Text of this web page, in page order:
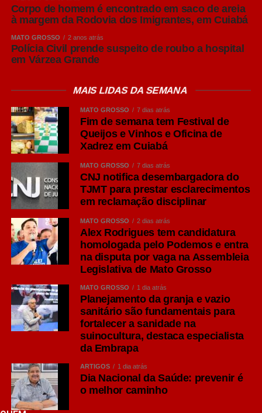
afirmou Frederico Tannure Filho.
COMENTE ABAIXO:
Twitter
Messenger
LinkedIn
Share
Corpo de homem é encontrado em saco de areia
à margem da Rodovia dos Imigrantes, em Cuiabá
MATO GROSSO 2 anos atrás
Polícia Civil prende suspeito de roubo a hospital
em Várzea Grande
MAIS LIDAS DA SEMANA
MATO GROSSO 7 dias atrás
Fim de semana tem Festival de
Queijos e Vinhos e Oficina de
Xadrez em Cuiabá
MATO GROSSO 7 dias atrás
CNJ notifica desembargadora do
TJMT para prestar esclarecimentos
em reclamação disciplinar
MATO GROSSO 2 dias atrás
Alex Rodrigues tem candidatura
homologada pelo Podemos e entra
na disputa por vaga na Assembleia
Legislativa de Mato Grosso
MATO GROSSO 1 dia atrás
Planejamento da granja e vazio
sanitário são fundamentais para
fortalecer a sanidade na
suinocultura, destaca especialista
da Embrapa
ARTIGOS 1 dia atrás
Dia Nacional da Saúde: prevenir é
o melhor caminho